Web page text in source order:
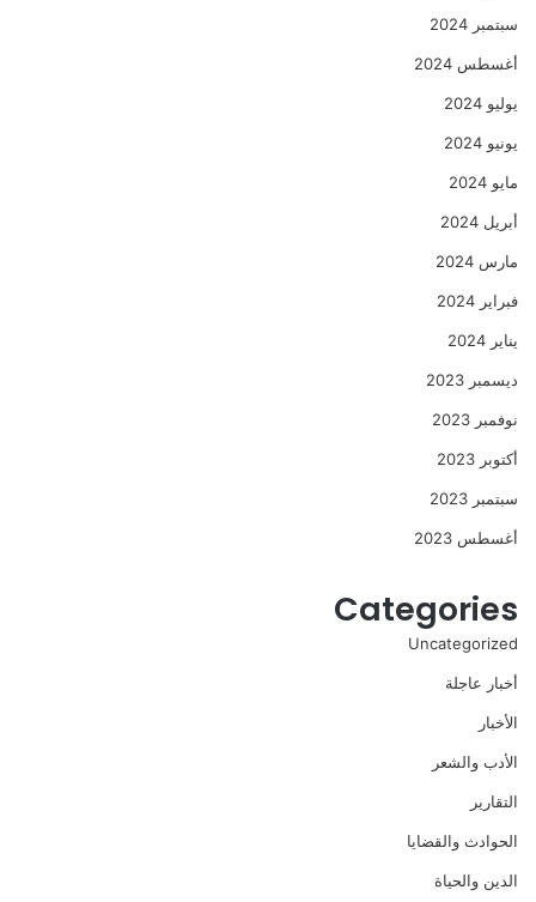
سبتمبر 2024
أغسطس 2024
يوليو 2024
يونيو 2024
مايو 2024
أبريل 2024
مارس 2024
فبراير 2024
يناير 2024
ديسمبر 2023
نوفمبر 2023
أكتوبر 2023
سبتمبر 2023
أغسطس 2023
Categories
Uncategorized
أخبار عاجلة
الأخبار
الأدب والشعر
التقارير
الحوادث والقضايا
الدين والحياة